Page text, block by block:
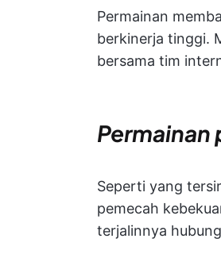
Permainan
berkinerja tinggi.
bersama tim
Permainan
Seperti yang
pemecah
terjalinnya